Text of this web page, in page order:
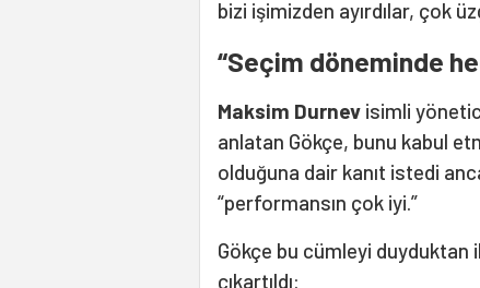
bizi işimizden ayırdılar, çok
“Seçim döneminde
Maksim Durnev isimli
anlatan Gökçe, bunu kabul
olduğuna dair kanıt istedi
“performansın çok iyi.”
Gökçe bu cümleyi duyduktan
çıkartıldı: